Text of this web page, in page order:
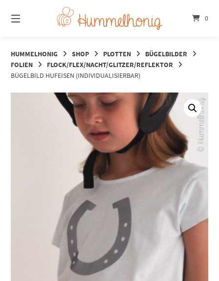
zum
Inhalt
0
HUMMELHONIG SHOP PLOTTEN
BÜGELBILDER
FOLIEN
FLOCK/FLEX/NACHT/GLITZER/REFLEKTOR
BÜGELBILD HUFEISEN (INDIVIDUALISIERBAR)